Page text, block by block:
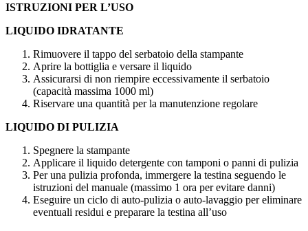
ISTRUZIONI PER L’USO
LIQUIDO IDRATANTE
Rimuovere il tappo del serbatoio della stampante
Aprire la bottiglia e versare il liquido
Assicurarsi di non riempire eccessivamente il serbatoio
(capacità massima 1000 ml)
Riservare una quantità per la manutenzione regolare
LIQUIDO DI PULIZIA
Spegnere la stampante
Applicare il liquido detergente con tamponi o panni di pulizia
Per una pulizia profonda, immergere la testina seguendo le
istruzioni del manuale (massimo 1 ora per evitare danni)
Eseguire un ciclo di auto-pulizia o auto-lavaggio per eliminare
eventuali residui e preparare la testina all’uso